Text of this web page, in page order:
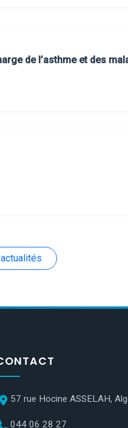
de l’asthme et des
57 rue Hocine ASSELAH,
044 06 28 27